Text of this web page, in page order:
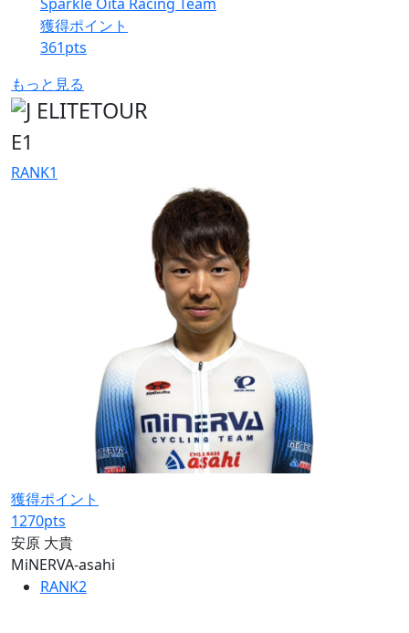
獲得ポイント
361pts
もっと見る
E1
RANK1
獲得ポイント
1270pts
安原 大貴
MiNERVA-asahi
RANK2